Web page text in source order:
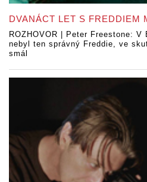
DVANÁCT LET S FREDDIEM
ROZHOVOR | Peter Freestone: V
nebyl ten správný Freddie, ve
smál